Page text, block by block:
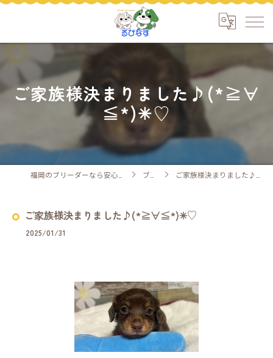
ご家族様決まりました♪(*≧∀
≦*)✳︎♡
ブログ ご家族様決まりました♪(*≧∀≦*)✳︎♡
ご家族様決まりました♪(*≧∀≦*)✳︎♡
2025/01/31